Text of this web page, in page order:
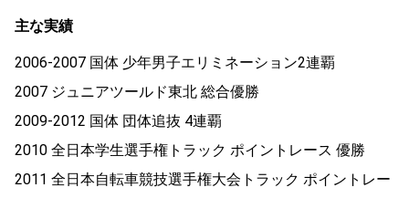
主な実績
2006-2007 国体 少年男子エリミネーション2連覇
2007 ジュニアツールド東北 総合優勝
2009-2012 国体 団体追抜 4連覇
2010 全日本学生選手権トラック ポイントレース 優勝
2011 全日本自転車競技選手権大会トラック ポイントレー